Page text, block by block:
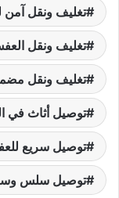
تغليف ونقل آمن
تغليف ونقل
تغليف ونقل
توصيل أثاث في
توصيل سريع
توصيل سلس